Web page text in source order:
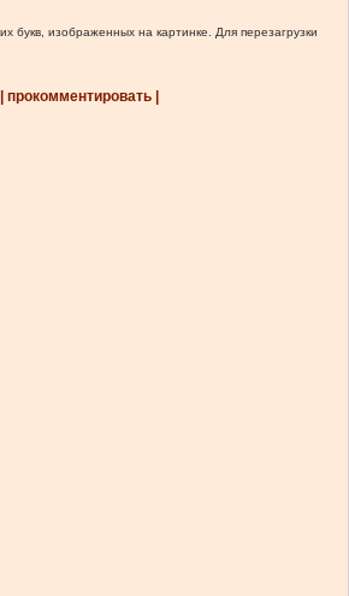
букв, изображенных на картинке. Для перезагрузки
| прокомментировать |